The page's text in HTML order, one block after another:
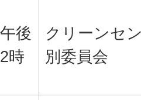
午後
2時
クリーンセ
別委員会